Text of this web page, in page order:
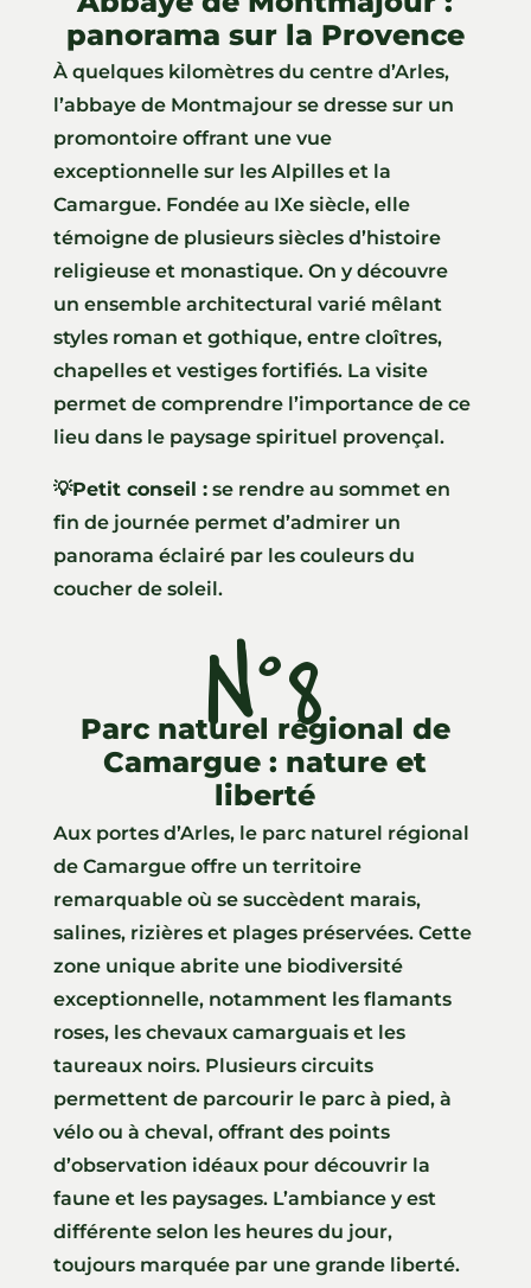
panorama sur la Provence
À quelques kilomètres du centre d’Arles,
l’abbaye de Montmajour se dresse sur un
promontoire offrant une vue
exceptionnelle sur les Alpilles et la
Camargue. Fondée au IXe siècle, elle
témoigne de plusieurs siècles d’histoire
religieuse et monastique. On y découvre
un ensemble architectural varié mêlant
styles roman et gothique, entre cloîtres,
chapelles et vestiges fortifiés. La visite
permet de comprendre l’importance de ce
lieu dans le paysage spirituel provençal.
💡Petit conseil :se rendre au sommet en
fin de journée permet d’admirer un
panorama éclairé par les couleurs du
coucher de soleil.
N°8
Parc naturel régional de
Camargue : nature et
liberté
Aux portes d’Arles, le parc naturel régional
de Camargue offre un territoire
remarquable où se succèdent marais,
salines, rizières et plages préservées. Cette
zone unique abrite une biodiversité
exceptionnelle, notamment les flamants
roses, les chevaux camarguais et les
taureaux noirs. Plusieurs circuits
permettent de parcourir le parc à pied, à
vélo ou à cheval, offrant des points
d’observation idéaux pour découvrir la
faune et les paysages. L’ambiance y est
différente selon les heures du jour,
toujours marquée par une grande liberté.